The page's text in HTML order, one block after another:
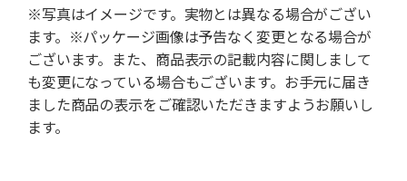
※写真はイメージです。実物とは異なる場合がござい
ます。※パッケージ画像は予告なく変更となる場合が
ございます。また、商品表示の記載内容に関しまして
も変更になっている場合もございます。お手元に届き
ました商品の表示をご確認いただきますようお願いし
ます。